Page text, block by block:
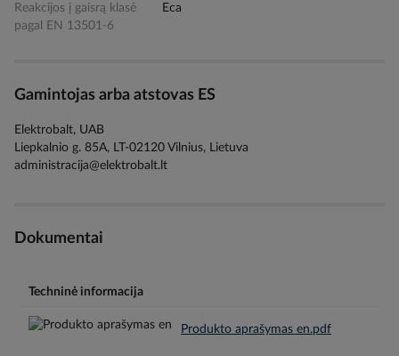
Reakcijos į gaisrą klasė
pagal EN 13501-6
Eca
Gamintojas arba atstovas ES
Elektrobalt, UAB
Liepkalnio g. 85A, LT-02120 Vilnius, Lietuva
administracija@elektrobalt.lt
Dokumentai
Techninė informacija
Produkto aprašymas en.pdf